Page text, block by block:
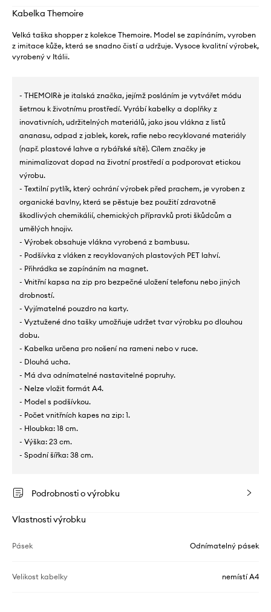
Kabelka Themoire
Velká taška shopper z kolekce Themoire. Model se zapínáním, vyroben
z imitace kůže, která se snadno čistí a udržuje. Vysoce kvalitní výrobek,
vyrobený v Itálii.
- THEMOIRè je italská značka, jejímž posláním je vytvářet módu
šetrnou k životnímu prostředí. Vyrábí kabelky a doplňky z
inovativních, udržitelných materiálů, jako jsou vlákna z listů
ananasu, odpad z jablek, korek, rafie nebo recyklované materiály
(např. plastové lahve a rybářské sítě). Cílem značky je
minimalizovat dopad na životní prostředí a podporovat etickou
výrobu.
- Textilní pytlík, který ochrání výrobek před prachem, je vyroben z
organické bavlny, která se pěstuje bez použití zdravotně
škodlivých chemikálií, chemických přípravků proti škůdcům a
umělých hnojiv.
- Výrobek obsahuje vlákna vyrobená z bambusu.
- Podšívka z vláken z recyklovaných plastových PET lahví.
- Přihrádka se zapínáním na magnet.
- Vnitřní kapsa na zip pro bezpečné uložení telefonu nebo jiných
drobností.
- Vyjímatelné pouzdro na karty.
- Vyztužené dno tašky umožňuje udržet tvar výrobku po dlouhou
dobu.
- Kabelka určena pro nošení na rameni nebo v ruce.
- Dlouhá ucha.
- Má dva odnímatelné nastavitelné popruhy.
- Nelze vložit formát A4.
- Model s podšívkou.
- Počet vnitřních kapes na zip: 1.
- Hloubka: 18 cm.
- Výška: 23 cm.
- Spodní šířka: 38 cm.
Podrobnosti o výrobku
Vlastnosti výrobku
Pásek Odnímatelný pásek
Velikost kabelky nemístí A4